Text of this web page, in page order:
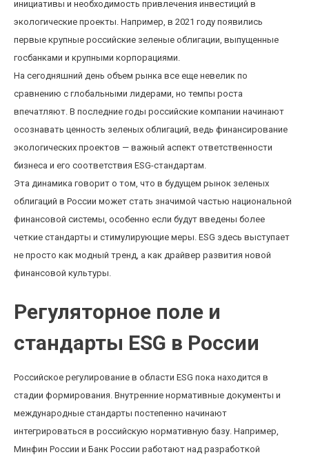
инициативы и необходимость привлечения инвестиций в
экологические проекты. Например, в 2021 году появились
первые крупные российские зеленые облигации, выпущенные
госбанками и крупными корпорациями.
На сегодняшний день объем рынка все еще невелик по
сравнению с глобальными лидерами, но темпы роста
впечатляют. В последние годы российские компании начинают
осознавать ценность зеленых облигаций, ведь финансирование
экологических проектов — важный аспект ответственности
бизнеса и его соответствия ESG-стандартам.
Эта динамика говорит о том, что в будущем рынок зеленых
облигаций в России может стать значимой частью национальной
финансовой системы, особенно если будут введены более
четкие стандарты и стимулирующие меры. ESG здесь выступает
не просто как модный тренд, а как драйвер развития новой
финансовой культуры.
Регуляторное поле и
стандарты ESG в России
Российское регулирование в области ESG пока находится в
стадии формирования. Внутренние нормативные документы и
международные стандарты постепенно начинают
интегрироваться в российскую нормативную базу. Например,
Минфин России и Банк России работают над разработкой